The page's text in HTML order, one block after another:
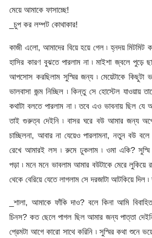
মেয়ে আমাকে ফাসাচ্ছে!
_চুপ কর লম্পট কোথাকার!
কাজী এলো, আমাদের বিয়ে হয়ে গেল ৷ হ্নদয় মিটমিট
হাসির কারণ বুঝতে পারলাম না ৷ মাইশা জ্বলে পুড়ে
আপসোস করছিলাম সুস্মির জন্য ৷ মেয়েটাকে কিছুটা
ভালবাসা জন্ম নিচ্ছিল ৷ কিন্তু সে হোস্টেল যাওয়ায়
কথাটা বলতে পারলাম না ৷ তবে এও ভাবনায় ছিল যে
তাই গুরুত্ব দেইনি ৷ বাসর ঘরে বউ আমার জন্য
চাচ্ছিলনা, আবার না যেয়েও পারলামনা, নতুন বউ বলে
রেখে আমারই লস ৷ রুমে ঢুকলাম ৷ ওমা একি?
পড়া ৷ মনে মনে ভাবলাম আমার বউটাকে মেরে লুকিয়ে
থেকে বেরিয়ে যেতে লাগলাম সে দরজাটা আটকিয়ে দিল
_শালা, আমাকে ফাঁকি দাও? বলে কিনা আমি
চিনস? কত ছেলে পাগল ছিল আমার জন্য পাত্তা
প্রেমটা আগে কারো সাথে করিনি ৷ সুস্মির কথা শুনে